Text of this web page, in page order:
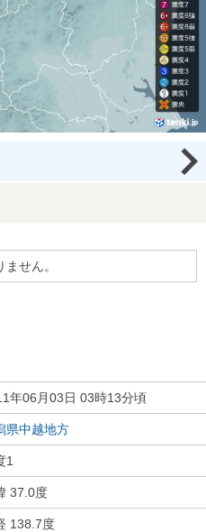
せん。
年06月03日 03時13分頃
県中越地方
1
37.0度
138.7度